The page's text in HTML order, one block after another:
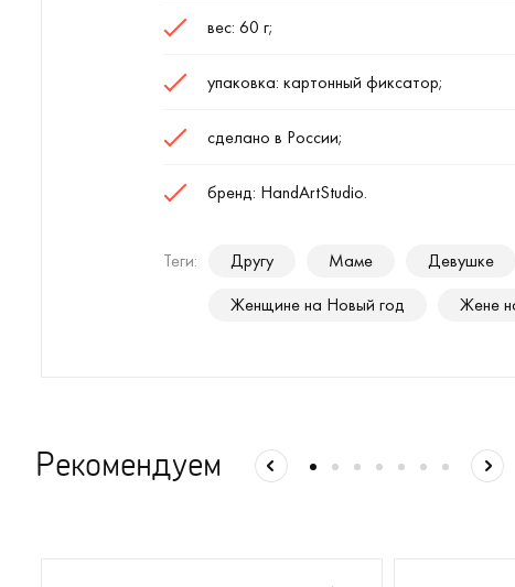
вес: 60 г;
упаковка: картонный фиксатор;
сделано в России;
бренд: HandArtStudio.
Теги: Другу Маме Девушке
Женщине на Новый год
Жене
Рекомендуем